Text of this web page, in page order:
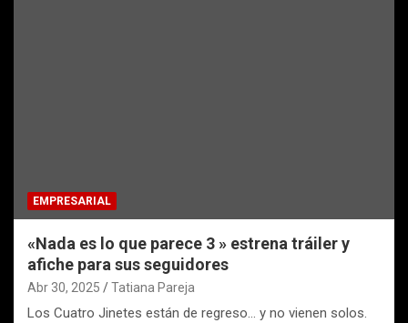
EMPRESARIAL
«Nada es lo que parece 3 » estrena tráiler y
afiche para sus seguidores
Abr 30, 2025 Tatiana Pareja
Los Cuatro Jinetes están de regreso… y no vienen solos.